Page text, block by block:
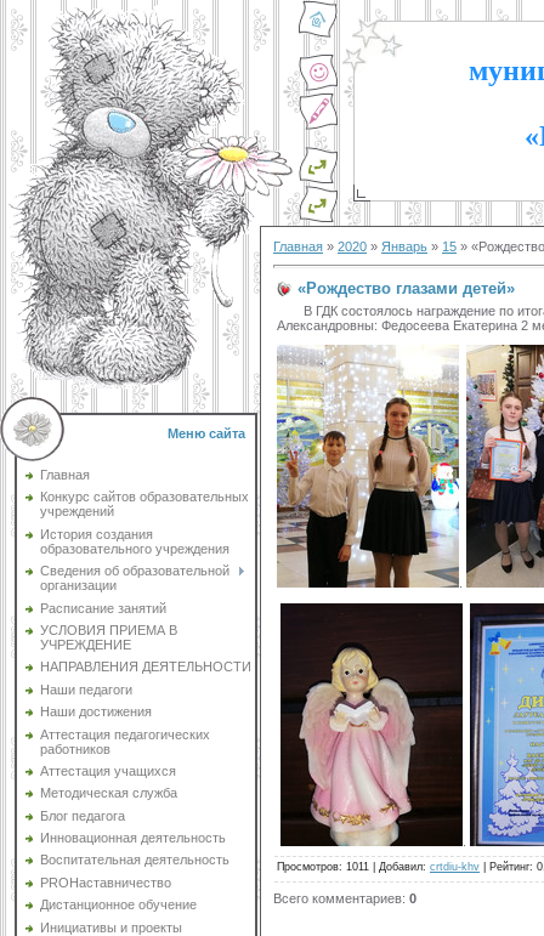
Меню сайта
Главная
Конкурс сайтов образовательных
учреждений
История создания
образовательного учреждения
Сведения об образовательной
организации
Расписание занятий
УСЛОВИЯ ПРИЕМА В
УЧРЕЖДЕНИЕ
НАПРАВЛЕНИЯ ДЕЯТЕЛЬНОСТИ
Наши педагоги
Наши достижения
Аттестация педагогических
работников
Аттестация учащихся
Методическая служба
Блог педагога
Инновационная деятельность
Воспитательная деятельность
PROНаставничество
Дистанционное обучение
Инициативы и проекты
Главная » 2020 » Январь » 15 »
«Рождество глазами детей»
В ГДК состоялось награждение по
Александровны: Федосеева Екатерина 2
Просмотров: 1011 Добавил: crtdiu-khv Рейтинг:
Всего комментариев: 0